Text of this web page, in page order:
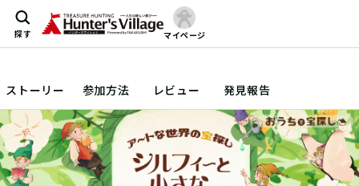
探す マイページ
ストーリー 参加方法 レビュー 発見報告